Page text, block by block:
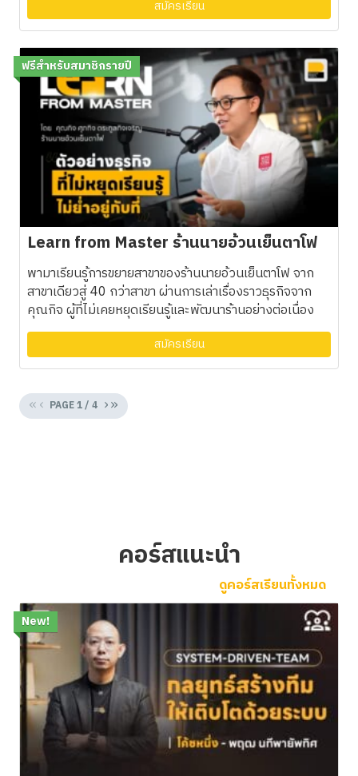
สมัครเรียน
ฟรีสำหรับสมาชิกรายปี
Learn from Master ร้านนายอ้วนเย็นตาโฟ
พามาเรียนรู้การขยายสาขาของร้านนายอ้วนเย็นตาโฟ จาก
สาขาเดียวสู่ 40 กว่าสาขา ผ่านการเล่าเรื่องราวธุรกิจจาก
คุณกิจ ผู้ที่ไม่เคยหยุดเรียนรู้และพัฒนาร้านอย่างต่อเนื่อง
สมัครเรียน
«‹ ›»
PAGE1/4
คอร์สแนะนำ
ดูคอร์สเรียนทั้งหมด
New!